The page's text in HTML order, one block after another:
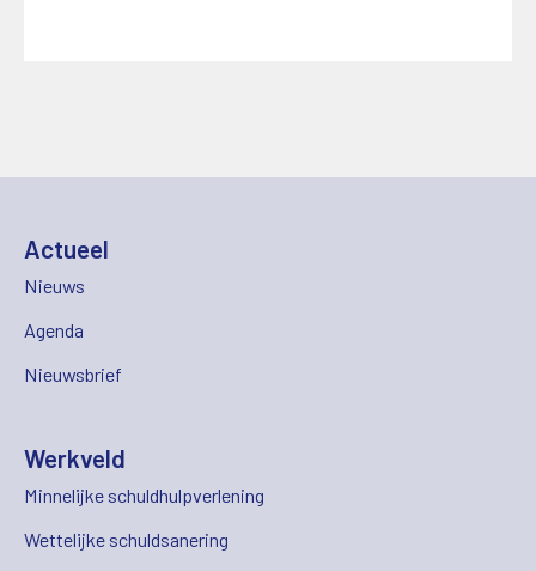
Actueel
Nieuws
Agenda
Nieuwsbrief
Werkveld
Minnelijke schuldhulpverlening
Wettelijke schuldsanering